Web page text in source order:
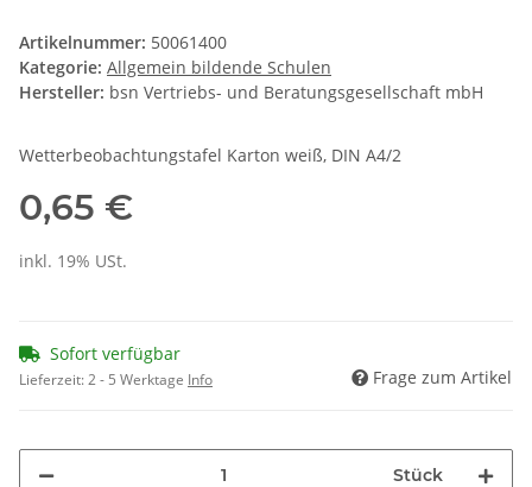
Artikelnummer: 50061400
Kategorie: Allgemein bildende Schulen
Hersteller: bsn Vertriebs- und Beratungsgesellschaft mbH
Wetterbeobachtungstafel Karton weiß, DIN A4/2
0,65 €
inkl. 19% USt.
Sofort verfügbar
Lieferzeit:2 - 5 Werktage Info Frage zum Artikel
Stück